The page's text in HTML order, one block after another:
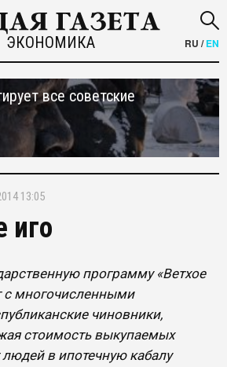
ЭКОНОМИКА RU /EN
все советские
13:05
иго
программу «Ветхое
с многочисленными
чиновники,
стоимость выкупаемых
людей в ипотечную кабалу